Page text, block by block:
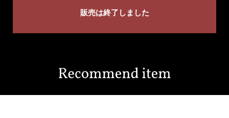
販売は終了しました